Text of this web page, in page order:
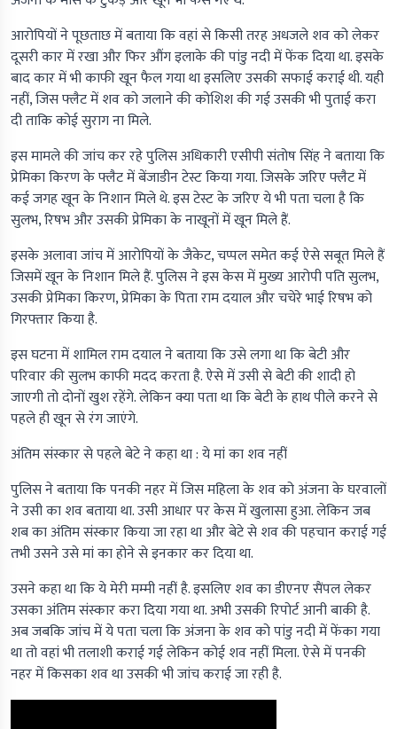
आरोपियों ने पूछताछ में बताया कि वहां से किसी तरह अधजले शव को लेकर
दूसरी कार में रखा और फिर औंग इलाके की पांडु नदी में फेंक दिया था. इसके
बाद कार में भी काफी खून फैल गया था इसलिए उसकी सफाई कराई थी. यही
नहीं, जिस फ्लैट में शव को जलाने की कोशिश की गई उसकी भी पुताई करा
दी ताकि कोई सुराग ना मिले.
इस मामले की जांच कर रहे पुलिस अधिकारी एसीपी संतोष सिंह ने बताया कि
प्रेमिका किरण के फ्लैट में बेंजाडीन टेस्ट किया गया. जिसके जरिए फ्लैट में
कई जगह खून के निशान मिले थे. इस टेस्ट के जरिए ये भी पता चला है कि
सुलभ, रिषभ और उसकी प्रेमिका के नाखूनों में खून मिले हैं.
इसके अलावा जांच में आरोपियों के जैकेट, चप्पल समेत कई ऐसे सबूत मिले हैं
जिसमें खून के निशान मिले हैं. पुलिस ने इस केस में मुख्य आरोपी पति सुलभ,
उसकी प्रेमिका किरण, प्रेमिका के पिता राम दयाल और चचेरे भाई रिषभ को
गिरफ्तार किया है.
इस घटना में शामिल राम दयाल ने बताया कि उसे लगा था कि बेटी और
परिवार की सुलभ काफी मदद करता है. ऐसे में उसी से बेटी की शादी हो
जाएगी तो दोनों खुश रहेंगे. लेकिन क्या पता था कि बेटी के हाथ पीले करने से
पहले ही खून से रंग जाएंगे.
अंतिम संस्कार से पहले बेटे ने कहा था : ये मां का शव नहीं
पुलिस ने बताया कि पनकी नहर में जिस महिला के शव को अंजना के घरवालों
ने उसी का शव बताया था. उसी आधार पर केस में खुलासा हुआ. लेकिन जब
शब का अंतिम संस्कार किया जा रहा था और बेटे से शव की पहचान कराई गई
तभी उसने उसे मां का होने से इनकार कर दिया था.
उसने कहा था कि ये मेरी मम्मी नहीं है. इसलिए शव का डीएनए सैंपल लेकर
उसका अंतिम संस्कार करा दिया गया था. अभी उसकी रिपोर्ट आनी बाकी है.
अब जबकि जांच में ये पता चला कि अंजना के शव को पांडु नदी में फेंका गया
था तो वहां भी तलाशी कराई गई लेकिन कोई शव नहीं मिला. ऐसे में पनकी
नहर में किसका शव था उसकी भी जांच कराई जा रही है.